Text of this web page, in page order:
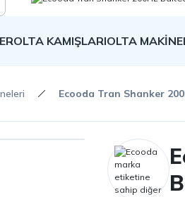
OLTA KAMIŞLARIOLTA
Ecooda Tran Shanker